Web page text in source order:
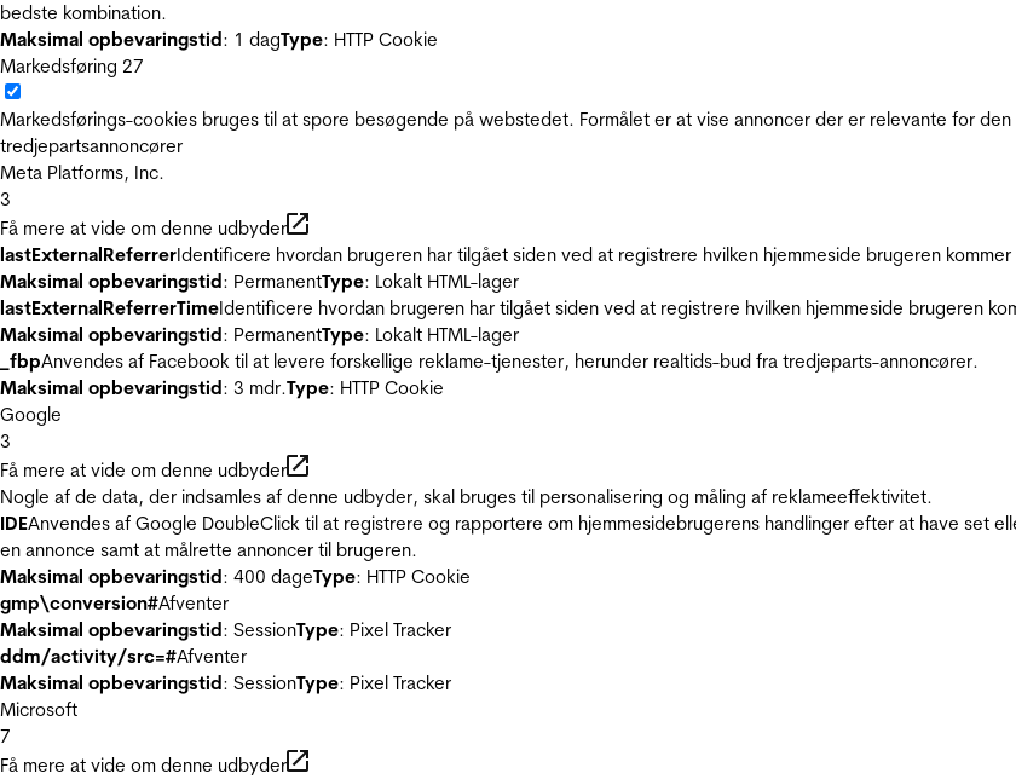
bedste kombination.
Maksimal opbevaringstid: 1 dagType: HTTP Cookie
Markedsføring 27
Markedsførings-cookies bruges til at spore besøgende på webstedet. Formålet er at vise annoncer der er relevante for
tredjepartsannoncører
Meta Platforms, Inc.
3
Få mere at vide om denne udbyder
lastExternalReferrerIdentificere hvordan brugeren har tilgået siden ved at registrere hvilken hjemmeside brugeren kommer
Maksimal opbevaringstid: PermanentType: Lokalt HTML-lager
lastExternalReferrerTimeIdentificere hvordan brugeren har tilgået siden ved at registrere hvilken hjemmeside brugeren
Maksimal opbevaringstid: PermanentType: Lokalt HTML-lager
_fbpAnvendes af Facebook til at levere forskellige reklame-tjenester, herunder realtids-bud fra tredjeparts-annoncører.
Maksimal opbevaringstid: 3 mdr.Type: HTTP Cookie
Google
3
Få mere at vide om denne udbyder
Nogle af de data, der indsamles af denne udbyder, skal bruges til personalisering og måling af reklameeffektivitet.
IDEAnvendes af Google DoubleClick til at registrere og rapportere om hjemmesidebrugerens handlinger efter at have set
en annonce samt at målrette annoncer til brugeren.
Maksimal opbevaringstid: 400 dageType: HTTP Cookie
gmp\conversion#Afventer
Maksimal opbevaringstid: SessionType: Pixel Tracker
ddm/activity/src=#Afventer
Maksimal opbevaringstid: SessionType: Pixel Tracker
Microsoft
7
Få mere at vide om denne udbyder